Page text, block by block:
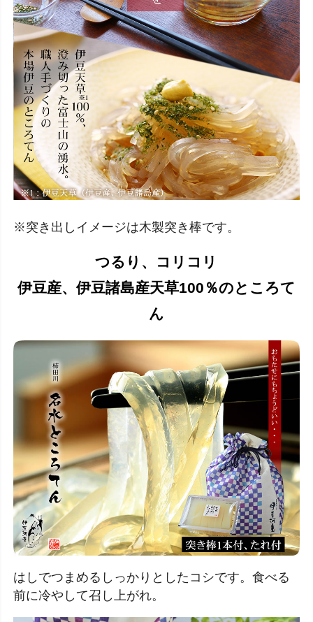
※突き出しイメージは木製突き棒です。
つるり、コリコリ
伊豆産、伊豆諸島産天草100％のところて
ん
はしでつまめるしっかりとしたコシです。食べる
前に冷やして召し上がれ。